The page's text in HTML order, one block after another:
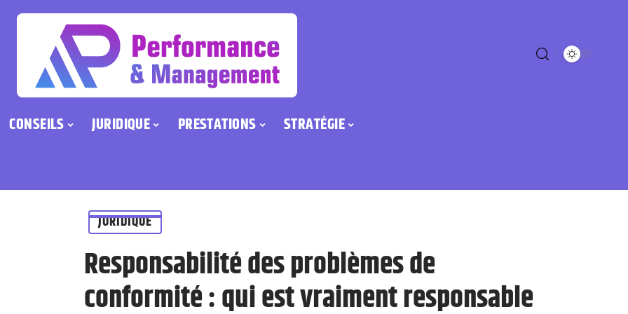
CONSEILS JURIDIQUE PRESTATIONS STRATÉGIE
JURIDIQUE
Responsabilité des problèmes de
conformité : qui est vraiment responsable